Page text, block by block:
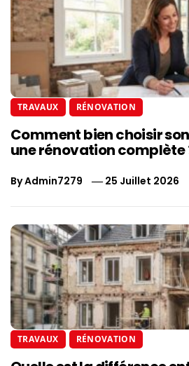
TRAVAUX RÉNOVATION
Comment bien choisir
une rénovation complète
ByAdmin7279 25 Juillet 2026
TRAVAUX RÉNOVATION